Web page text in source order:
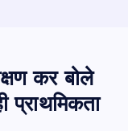
कर बोले
प्राथमिकता